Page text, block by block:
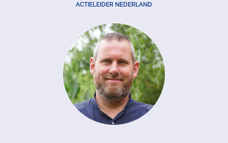
ACTIELEIDER NEDERLAND